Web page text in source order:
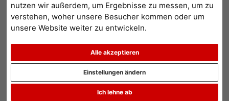
nutzen wir außerdem, um Ergebnisse zu messen, um zu
verstehen, woher unsere Besucher kommen oder um
unsere Website weiter zu entwickeln.
Alle akzeptieren
Ich lehne ab
Einstellungen ändern
Zurück